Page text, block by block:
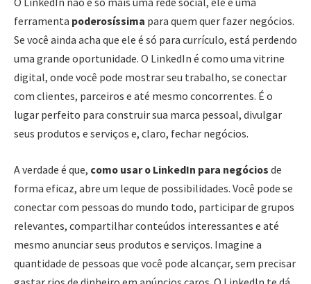
ferramenta poderosíssima para quem quer fazer negócios.
Se você ainda acha que ele é só para currículo, está perdendo
uma grande oportunidade. O LinkedIn é como uma vitrine
digital, onde você pode mostrar seu trabalho, se conectar
com clientes, parceiros e até mesmo concorrentes. É o
lugar perfeito para construir sua marca pessoal, divulgar
seus produtos e serviços e, claro, fechar negócios.
A verdade é que, como usar o LinkedIn para negócios de
forma eficaz, abre um leque de possibilidades. Você pode se
conectar com pessoas do mundo todo, participar de grupos
relevantes, compartilhar conteúdos interessantes e até
mesmo anunciar seus produtos e serviços. Imagine a
quantidade de pessoas que você pode alcançar, sem precisar